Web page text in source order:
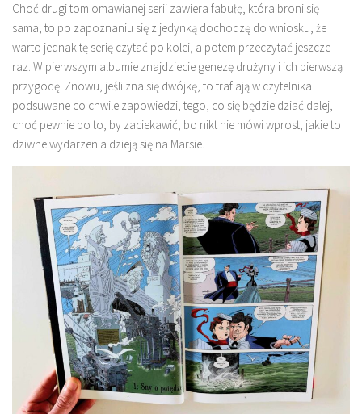
Choć drugi tom omawianej serii zawiera fabułę, która broni się
sama, to po zapoznaniu się z jedynką dochodzę do wniosku, że
warto jednak tę serię czytać po kolei, a potem przeczytać jeszcze
raz. W pierwszym albumie znajdziecie genezę drużyny i ich pierwszą
przygodę. Znowu, jeśli zna się dwójkę, to trafiają w czytelnika
podsuwane co chwile zapowiedzi, tego, co się będzie dziać dalej,
choć pewnie po to, by zaciekawić, bo nikt nie mówi wprost, jakie to
dziwne wydarzenia dzieją się na Marsie.